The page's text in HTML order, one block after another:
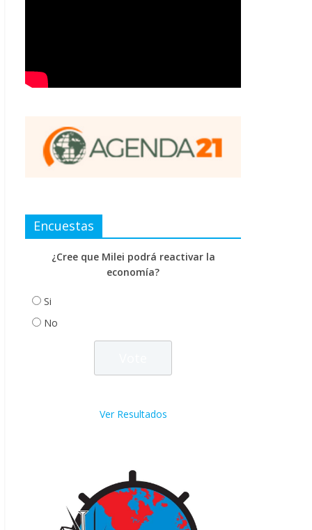
Encuestas
¿Cree que Milei podrá reactivar la
economía?
Si
No
Ver Resultados